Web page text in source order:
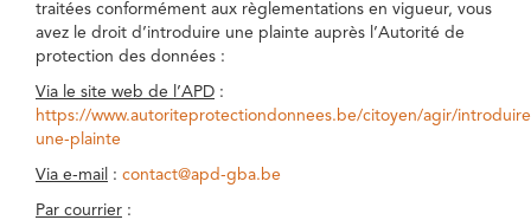
traitées conformément aux règlementations en vigueur, vous
avez le droit d’introduire une plainte auprès l’Autorité de
protection des données :
Via le site web de l’APD :
https://www.autoriteprotectiondonnees.be/citoyen/agir/
une-plainte
Via e-mail : contact@apd-gba.be
Par courrier :